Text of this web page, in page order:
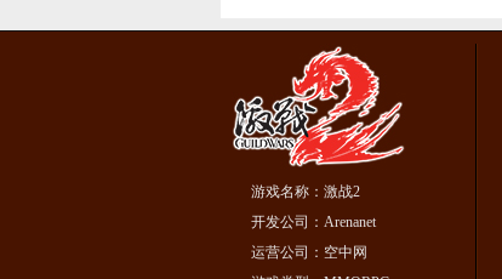
游戏名称：激战2
开发公司：Arenanet
运营公司：空中网